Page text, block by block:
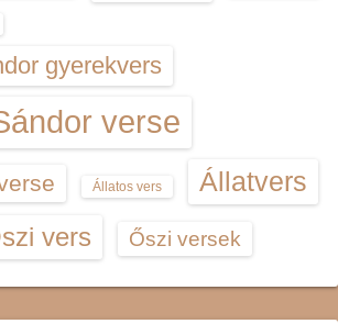
gyerekvers
verse
Állatos vers Állatvers
vers Őszi versek